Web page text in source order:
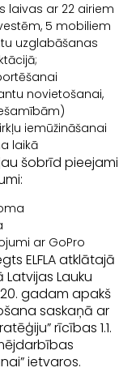
laivas ar 22 airiem
5 mobiliem
uzglabāšanas
novietošanai,
iemūžināšanai
laikā
šobrīd pieejami
ar GoPro
ELFLA atklātajā
Lauku
gadam apakš
saskaņā ar
rīcības 1.1.
ietvaros.